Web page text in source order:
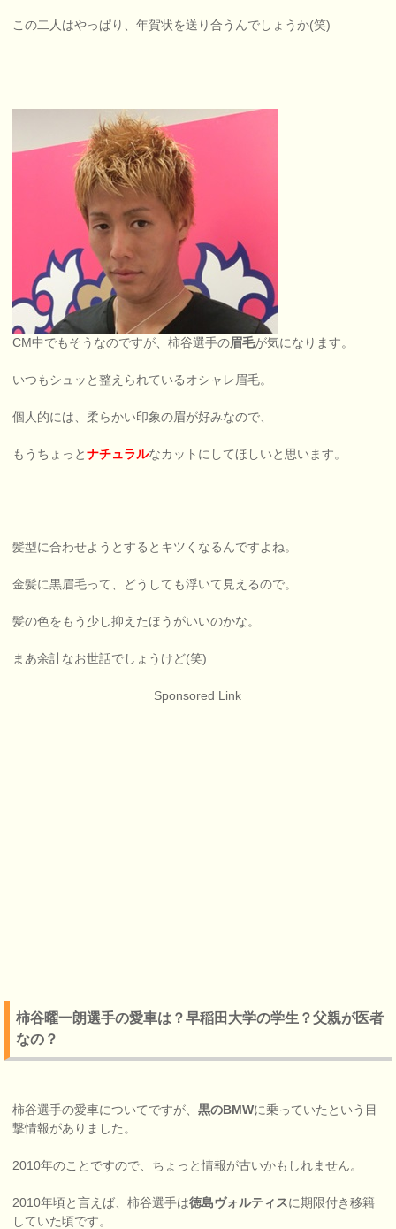
この二人はやっぱり、年賀状を送り合うんでしょうか(笑)
CM中でもそうなのですが、柿谷選手の眉毛が気になります。
いつもシュッと整えられているオシャレ眉毛。
個人的には、柔らかい印象の眉が好みなので、
もうちょっとナチュラルなカットにしてほしいと思います。
髪型に合わせようとするとキツくなるんですよね。
金髪に黒眉毛って、どうしても浮いて見えるので。
髪の色をもう少し抑えたほうがいいのかな。
まあ余計なお世話でしょうけど(笑)
Sponsored Link
柿谷曜一朗選手の愛車は？早稲田大学の学生？父親が医者
なの？
柿谷選手の愛車についてですが、黒のBMWに乗っていたという目
撃情報がありました。
2010年のことですので、ちょっと情報が古いかもしれません。
2010年頃と言えば、柿谷選手は徳島ヴォルティスに期限付き移籍
していた頃です。